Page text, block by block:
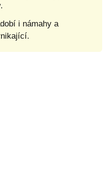
i námahy a